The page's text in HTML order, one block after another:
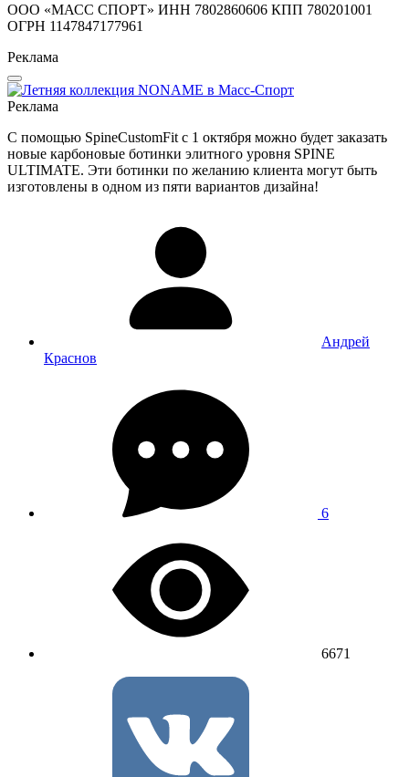
ООО «МАСС СПОРТ» ИНН 7802860606 КПП 780201001
ОГРН 1147847177961
Реклама
Реклама
С помощью SpineCustomFit с 1 октября можно будет заказать
новые карбоновые ботинки элитного уровня SPINE
ULTIMATE. Эти ботинки по желанию клиента могут быть
изготовлены в одном из пяти вариантов дизайна!
Андрей
Краснов
6
6671